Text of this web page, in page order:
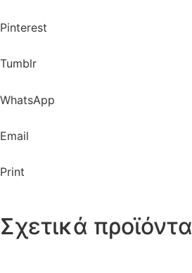
Pinterest
Tumblr
WhatsApp
Email
Print
Σχετικά προϊόντα